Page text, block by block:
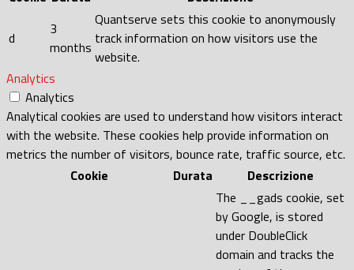
d
3
months
Quantserve sets this cookie to anonymously
track information on how visitors use the
website.
Analytics
Analytics
Analytical cookies are used to understand how visitors interact
with the website. These cookies help provide information on
metrics the number of visitors, bounce rate, traffic source, etc.
Cookie
Durata Descrizione
The __gads cookie, set
by Google, is stored
under DoubleClick
domain and tracks the